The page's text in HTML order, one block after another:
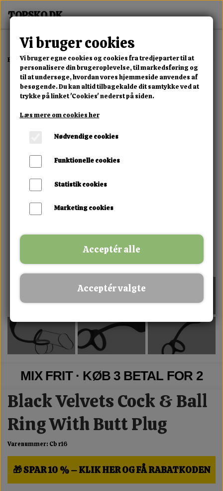
Forside Erotisk Kollektion Alle Produkter Black Velvets Cock &
MIX FRIT · KØB 3 BETAL FOR 2
Black Velvets Cock & Ball
Ring With Butt Plug
Varenummer: Cb r16
🎁 SPAR 10 % – KLIK HER OG FÅ RABATKODEN
Vi bruger cookies
Vi bruger egne cookies og cookies fra tredjeparter til at
personalisere din brugeroplevelse, til markedsføring og
til at undersøge, hvordan vores hjemmeside anvendes af
besøgende. Du kan altid tilbagekalde dit samtykke ved at
trykke på linket 'Cookies' nederst på siden.
Læs mere om cookies her
Nødvendige cookies
Funktionelle cookies
Statistik cookies
Marketing cookies
Acceptér alle
Acceptér valgte